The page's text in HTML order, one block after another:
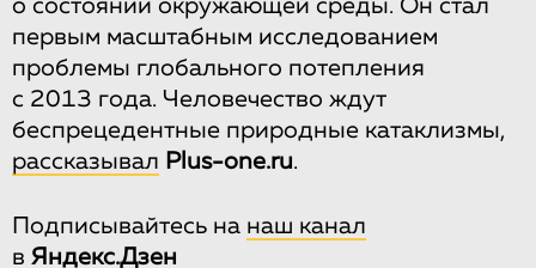
о состоянии окружающей среды. Он стал
первым масштабным исследованием
проблемы глобального потепления
с 2013 года. Человечество ждут
беспрецедентные природные катаклизмы,
рассказывал Plus-one.ru.
Подписывайтесь на наш канал
в Яндекс.Дзен